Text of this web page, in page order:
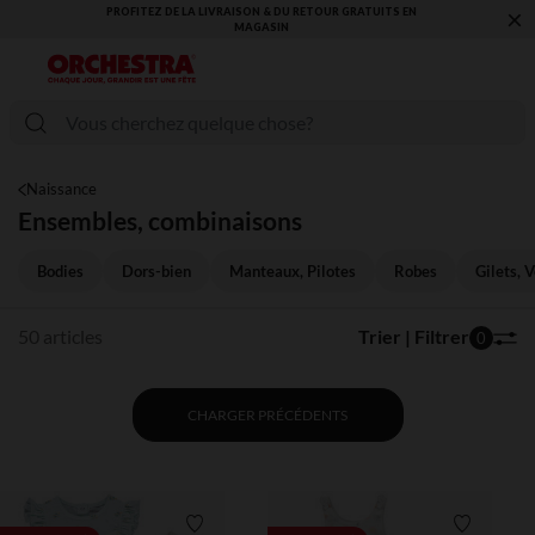
VOUS ALLEZ ADORER LA RENTRÉE ! DÉCOUVREZ LA NOUVELLE
COLLECTION !
×
Naissance
Ensembles, combinaisons
Bodies Dors-bien Manteaux, Pilotes Robes Gilets,
Trier | Filtrer 0
CHARGER PRÉCÉDENTS